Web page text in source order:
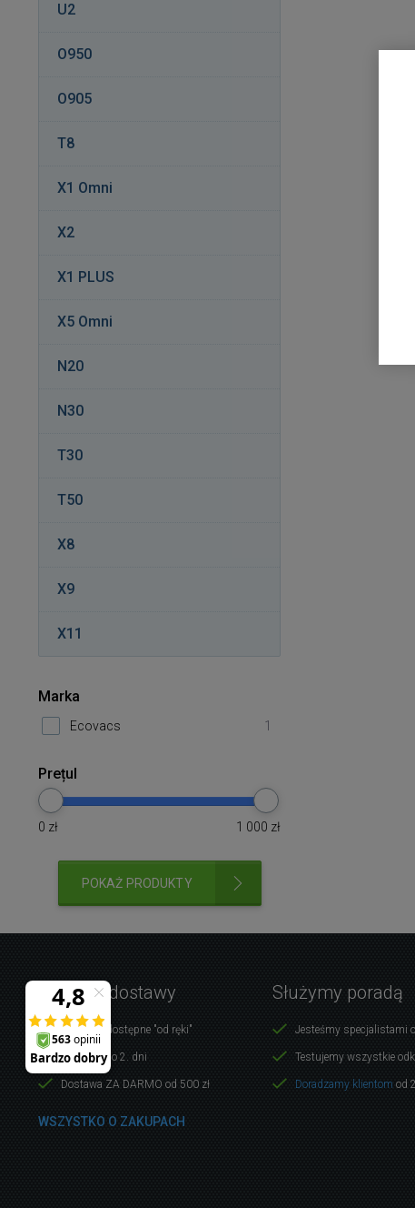
U2
O950
O905
T8
X1 Omni
X2
X1 PLUS
X5 Omni
N20
N30
T30
T50
X8
X9
X11
Marka
Ecovacs 1
Prețul
0 zł 1 000 zł
POKAŻ PRODUKTY
Warunki dostawy
Produkty dostępne "od ręki"
Dostawa do 2. dni
Dostawa ZA DARMO od 500 zł
WSZYSTKO O ZAKUPACH
Służymy poradą
Jesteśmy specjalistami
Testujemy wszystkie
Doradzamy klientom od